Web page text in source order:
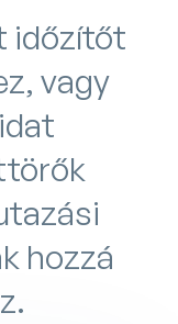
időzítőt
vagy
hozzá